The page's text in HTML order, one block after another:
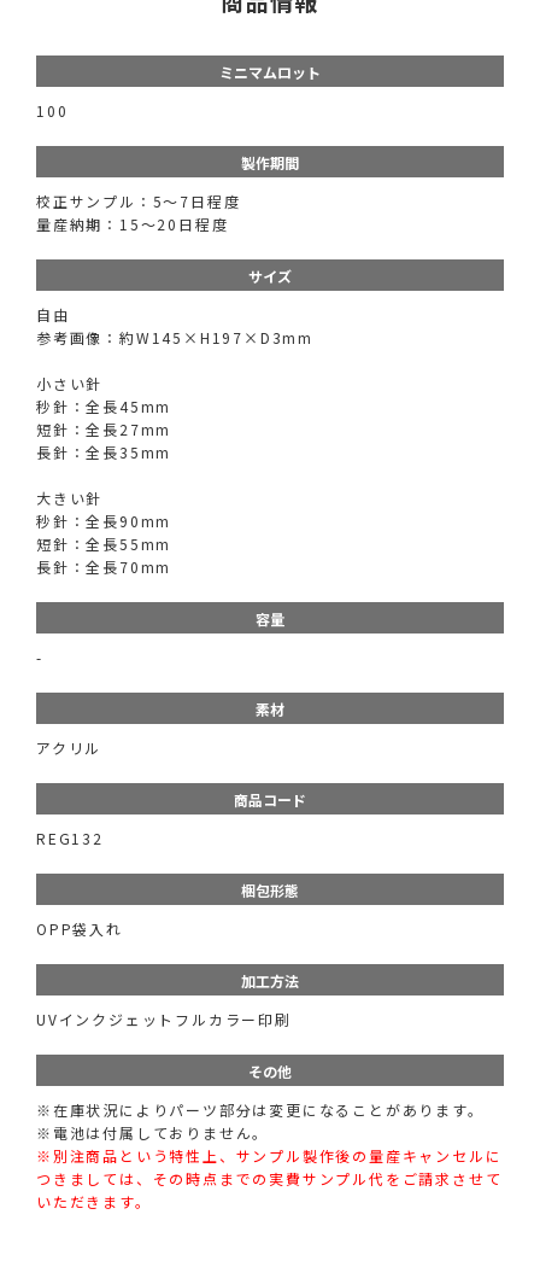
ミニマムロット
100
製作期間
校正サンプル：5〜7日程度
量産納期：15〜20日程度
サイズ
自由
参考画像：約W145×H197×D3mm
小さい針
秒針：全長45mm
短針：全長27mm
長針：全長35mm
大きい針
秒針：全長90mm
短針：全長55mm
長針：全長70mm
容量
-
素材
アクリル
商品コード
REG132
梱包形態
OPP袋入れ
加工方法
UVインクジェットフルカラー印刷
その他
※在庫状況によりパーツ部分は変更になることがあります。
※電池は付属しておりません。
※別注商品という特性上、サンプル製作後の量産キャンセルに
つきましては、その時点までの実費サンプル代をご請求させて
いただきます。